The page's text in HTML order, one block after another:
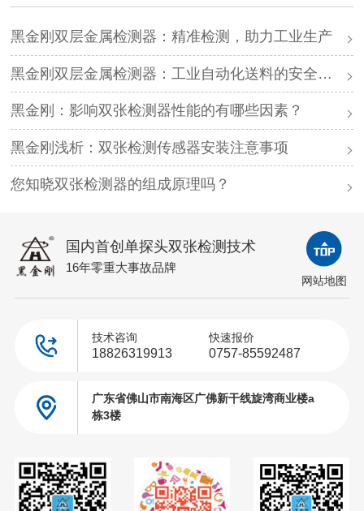
黑金刚双层金属检测器：精准检测，助力工业生产
黑金刚双层金属检测器：工业自动化送料的安全卫士
黑金刚：影响双张检测器性能的有哪些因素？
黑金刚浅析：双张检测传感器安装注意事项
您知晓双张检测器的组成原理吗？
国内首创单探头双张检测技术
16年零重大事故品牌
网站地图
技术咨询
18826319913
快速报价
0757-85592487
广东省佛山市南海区广佛新干线旋湾商业楼a
栋3楼